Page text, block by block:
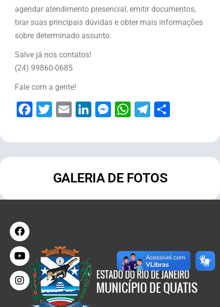
agendar atendimento presencial, emitir documentos,
tirar suas principais dúvidas e obter mais informações
sobre determinado assunto.
Salve já nos contatos!
(24) 99860-0685
Fale com a gente!
Facebook
Twitter
EmailLinkedIn
Messenger
WhatsApp
Telegram
GALERIA DE FOTOS